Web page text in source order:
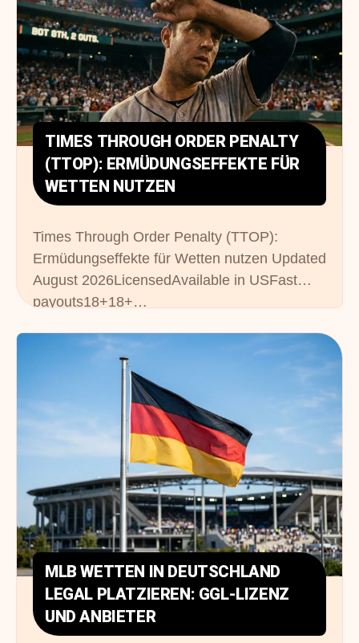
TIMES THROUGH ORDER PENALTY
(TTOP): ERMÜDUNGSEFFEKTE FÜR
WETTEN NUTZEN
Times Through Order Penalty (TTOP):
Ermüdungseffekte für Wetten nutzen Updated
August 2026LicensedAvailable in USFast
payouts18+18+…
MLB WETTEN IN DEUTSCHLAND
LEGAL PLATZIEREN: GGL-LIZENZ
UND ANBIETER